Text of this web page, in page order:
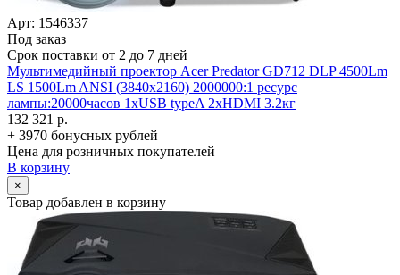
Арт: 1546337
Под заказ
Срок поставки от 2 до 7 дней
Мультимедийный проектор Acer Predator GD712 DLP 4500Lm
LS 1500Lm ANSI (3840x2160) 2000000:1 ресурс
лампы:20000часов 1xUSB typeA 2xHDMI 3.2кг
132 321 р.
+ 3970 бонусных рублей
Цена для розничных покупателей
В корзину
×
Товар добавлен в корзину